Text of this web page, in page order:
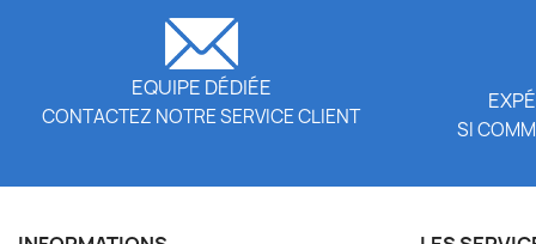
EQUIPE DÉDIÉE
CONTACTEZ NOTRE SERVICE CLIENT
SI